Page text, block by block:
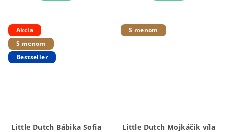
Akcia
S menom
Bestseller
Little Dutch Bábika Sofia
S menom
Little Dutch Mojkáčik víla